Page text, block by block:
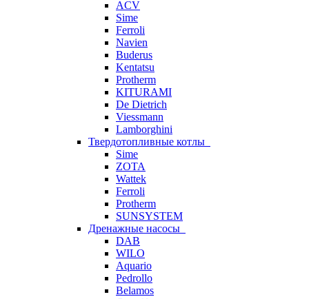
ACV
Sime
Ferroli
Navien
Buderus
Kentatsu
Protherm
KITURAMI
De Dietrich
Viessmann
Lamborghini
Твердотопливные котлы
Sime
ZOTA
Wattek
Ferroli
Protherm
SUNSYSTEM
Дренажные насосы
DAB
WILO
Aquario
Pedrollo
Belamos